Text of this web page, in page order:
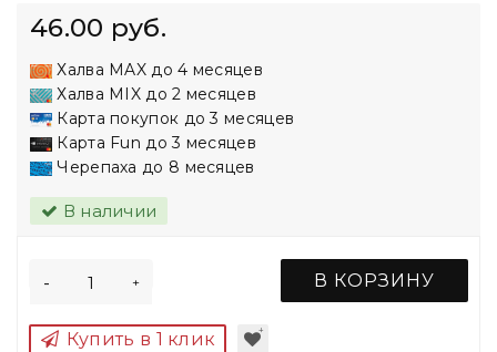
46.00 руб.
Халва MAX до 4 месяцев
Халва MIX до 2 месяцев
Карта покупок до 3 месяцев
Карта Fun до 3 месяцев
Черепаха до 8 месяцев
В наличии
+
- В КОРЗИНУ
Купить в 1 клик